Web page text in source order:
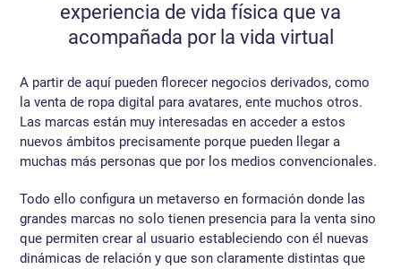
experiencia de vida física que va
acompañada por la vida virtual
A partir de aquí pueden florecer negocios derivados, como
la venta de ropa digital para avatares, ente muchos otros.
Las marcas están muy interesadas en acceder a estos
nuevos ámbitos precisamente porque pueden llegar a
muchas más personas que por los medios convencionales.
Todo ello configura un metaverso en formación donde las
grandes marcas no solo tienen presencia para la venta sino
que permiten crear al usuario estableciendo con él nuevas
dinámicas de relación y que son claramente distintas que